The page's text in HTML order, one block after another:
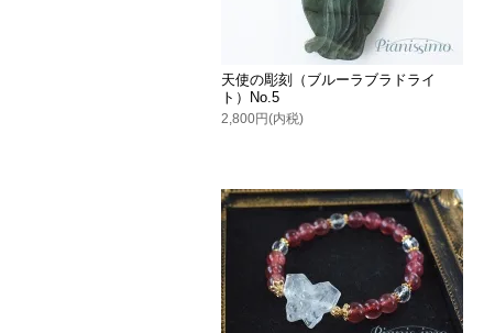
天使の彫刻（ブルーラブラドライ
ト）No.5
2,800円(内税)